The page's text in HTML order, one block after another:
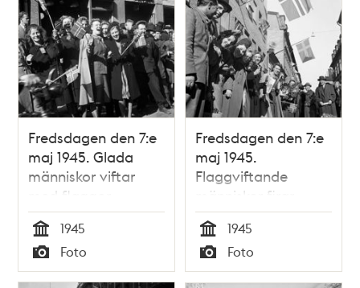
Fredsdagen den 7:e
maj 1945. Glada
människor viftar
med flaggor
framför Mäster
Samuelsgatan 18.
Tid
1945
Typ
Foto
Fredsdagen den 7:e
maj 1945.
Flaggviftande
människor firar
freden längs Mäster
Samuelsgatan.
Tid
1945
Typ
Foto